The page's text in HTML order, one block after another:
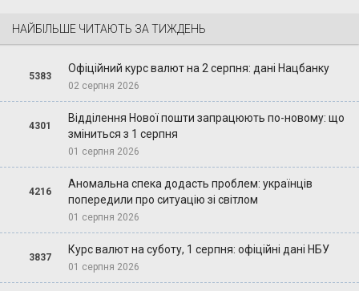
НАЙБІЛЬШЕ ЧИТАЮТЬ ЗА ТИЖДЕНЬ
5383
Офіційний курс валют на 2 серпня: дані Нацбанку
02 серпня 2026
4301
Відділення Нової пошти запрацюють по-новому: що
зміниться з 1 серпня
01 серпня 2026
4216
Аномальна спека додасть проблем: українців
попередили про ситуацію зі світлом
01 серпня 2026
3837
Курс валют на суботу, 1 серпня: офіційні дані НБУ
01 серпня 2026